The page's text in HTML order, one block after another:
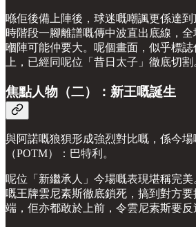
喺佢後備上陣後，球迷嘅嘲諷更係達
時階段一腳離譜嘅傳中波直出底線，
嗰陣可能仲要大。呢個畫面，似乎標
上，已經同呢位「昔日太子」徹底切割
焦點人物（二）：新王嘅誕生
與阿諾嘅狼狽形成強烈對比嘅，係今場
（POTM）：巴特利。
呢位「新繼承人」今場嘅表現堪稱完
嘅王牌雲尼素斯徹底鎖死，搞到對方
端，佢亦都敢於上前，令雲尼素斯要反